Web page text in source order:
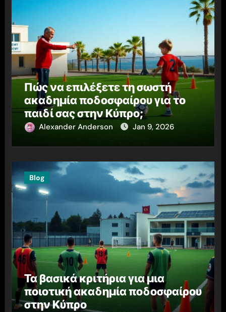
Πώς να επιλέξετε τη σωστή
ακαδημία ποδοσφαίρου για το
παιδί σας στην Κύπρο;
Alexander Anderson Jan 9, 2026
Blog
Τα βασικά κριτήρια για μια
ποιοτική ακαδημία ποδοσφαίρου
στην Κύπρο